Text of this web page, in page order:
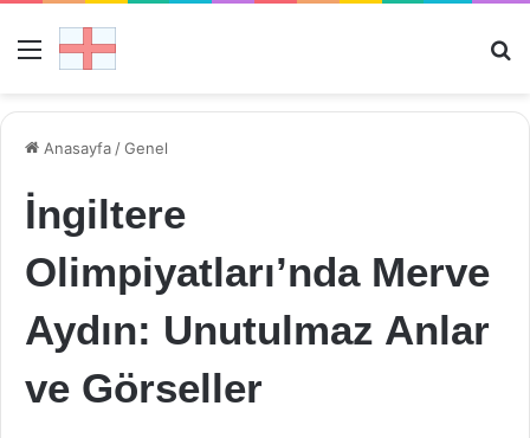
Menü
Anasayfa /Genel
İngiltere
Olimpiyatları’nda Merve
Aydın: Unutulmaz Anlar
ve Görseller